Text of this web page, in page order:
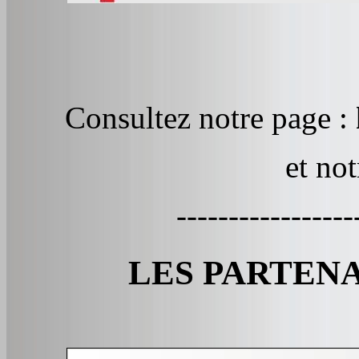
Consultez notre page :
et
LES